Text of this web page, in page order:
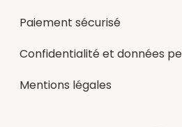
Paiement sécurisé
Confidentialité et données
Mentions légales